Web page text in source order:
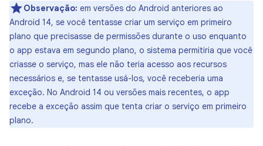
Observação: em versões do Android anteriores ao
Android 14, se você tentasse criar um serviço em primeiro
plano que precisasse de permissões durante o uso enquanto
o app estava em segundo plano, o sistema permitiria que você
criasse o serviço, mas ele não teria acesso aos recursos
necessários e, se tentasse usá-los, você receberia uma
exceção. No Android 14 ou versões mais recentes, o app
recebe a exceção assim que tenta criar o serviço em primeiro
plano.